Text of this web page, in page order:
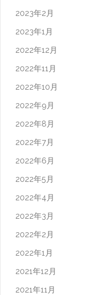
2023年2月
2023年1月
2022年12月
2022年11月
2022年10月
2022年9月
2022年8月
2022年7月
2022年6月
2022年5月
2022年4月
2022年3月
2022年2月
2022年1月
2021年12月
2021年11月